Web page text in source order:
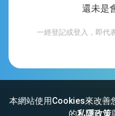
本網站使用Cookies來改善
的私隱政策
還未是
一經登記或登入，即代
網站索引